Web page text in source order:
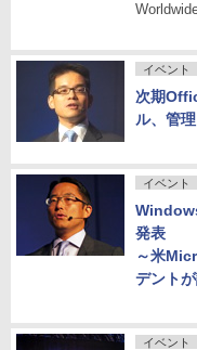
イベント
次期
ル、管
イベント
発表
～米
デント
イベント